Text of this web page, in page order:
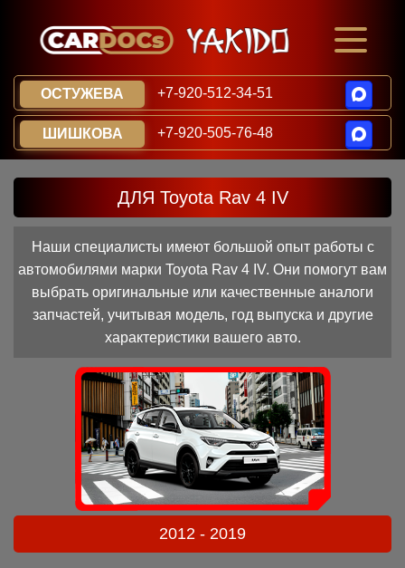
ОСТУЖЕВА +7-920-512-34-51
ШИШКОВА +7-920-505-76-48
ДЛЯ Toyota Rav 4 IV
Наши специалисты имеют большой опыт работы с
автомобилями марки Toyota Rav 4 IV. Они помогут вам
выбрать оригинальные или качественные аналоги
запчастей, учитывая модель, год выпуска и другие
характеристики вашего авто.
2012 - 2019